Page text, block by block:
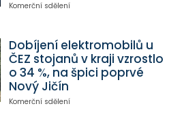
Komerční sdělení
Dobíjení elektromobilů u
ČEZ stojanů v kraji vzrostlo
o 34 %, na špici poprvé
Nový Jičín
Komerční sdělení